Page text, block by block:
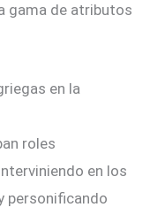
gama de atributos
en la
roles
en los
personificando